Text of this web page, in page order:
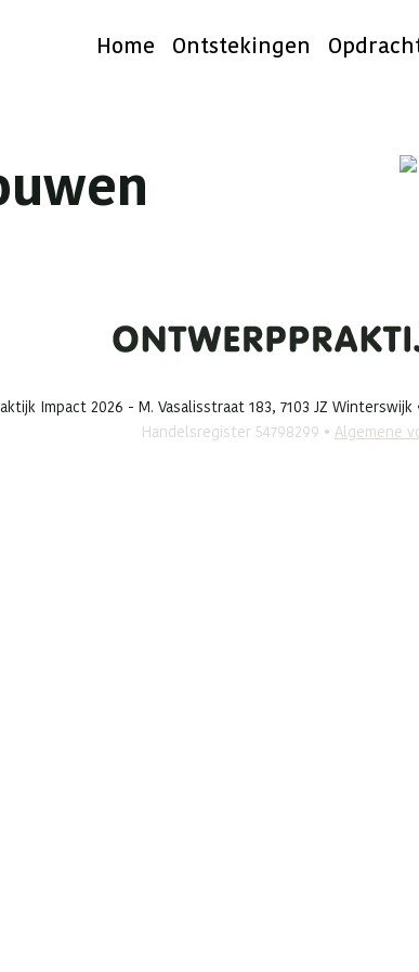
Home Ontstekingen
Impact 2026 - M. Vasalisstraat 183, 7103 JZ Winterswijk
Handelsregister 54798299 • Algemene